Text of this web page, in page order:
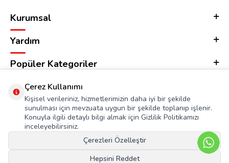
Kurumsal
Yardım
Popüler Kategoriler
Adres & İletişim
Çerez Kullanımı
Kişisel verileriniz, hizmetlerimizin daha iyi bir şekilde
sunulması için mevzuata uygun bir şekilde toplanıp işlenir.
Konuyla ilgili detaylı bilgi almak için Gizlilik Politikamızı
inceleyebilirsiniz.
Çerezleri Özelleştir
Hepsini Reddet